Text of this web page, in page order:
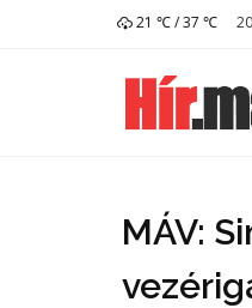
21 ℃ / 37 ℃
MÁV: